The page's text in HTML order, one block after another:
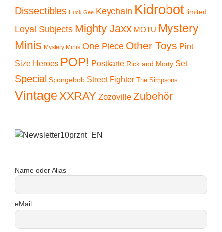
Dissectibles Huck Gee Keychain Kidrobot limited
Loyal Subjects Mighty Jaxx MOTU Mystery
Minis Mystery Minis One Piece Other Toys Pint
Size Heroes POP! Postkarte Rick and Morty Set
Special Spongebob Street Fighter The Simpsons
Vintage XXRAY Zozoville Zubehör
Name oder Alias
eMail